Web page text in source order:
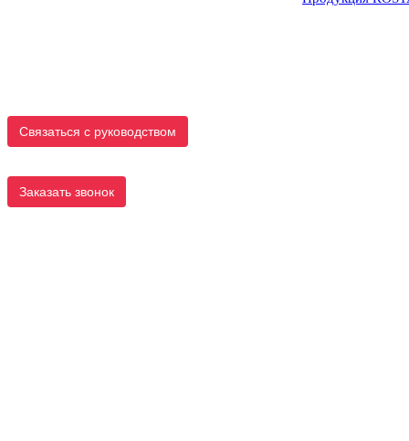
Связаться с руководством
Заказать звонок